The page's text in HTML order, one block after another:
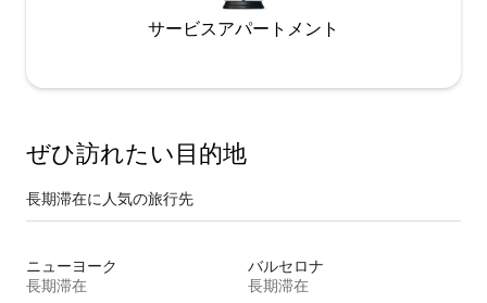
サービスアパートメント
ぜひ訪⁠れ⁠た⁠い目⁠的⁠地
長期滞在に人気の旅行先
ニューヨーク
長期滞在
バルセロナ
長期滞在